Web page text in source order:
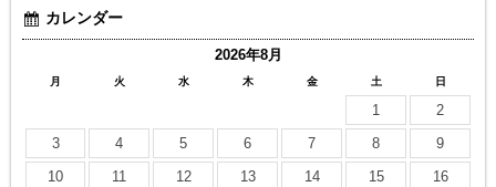
カレンダー
2026年8月
月 火 水 木 金 土 日
1
2
3
4 5 6 7 8
9
10
11 12 13 14 15
16